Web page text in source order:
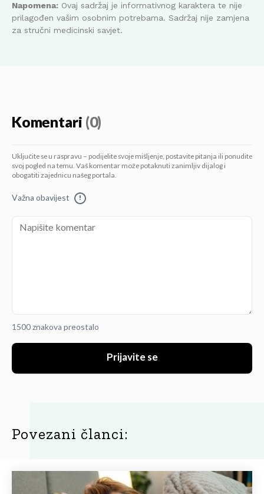
Napomena: Ovaj sadržaj je informativnog karaktera te nije
prilagođen vašim osobnim potrebama. Sadržaj nije zamjena
za stručni medicinski savjet.
Komentari (0)
Uključite se u raspravu – podijelite svoje mišljenje, postavite pitanja ili ponudite
svoj pogled na temu. Vaš komentar može potaknuti zanimljiv dijalog i
obogatiti zajednicu našeg portala.
Važna obavijest !
1500 znakova preostalo
Prijavite se
Povezani članci: